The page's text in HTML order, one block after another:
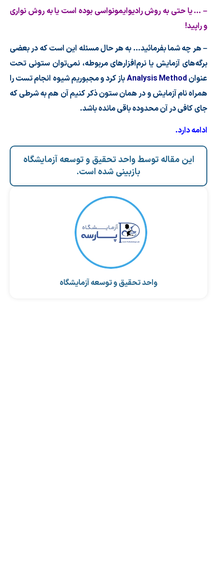
– … یا حتی به روش رادیوایمونواسی بوده است یا به روش نواری
و راپید!
– هر چه شما بفرمائید… به هر حال مسئله این است كه در بعضی
برگههای آزمایش یا نرمافزارهای مربوطه، نمیتوان ستونی تحت
عنوانAnalysis Methodباز كرد و مجبوریم شیوه انجام تست را
همراه نام آزمایش و در همان ستون ذكر كنیم آن هم به شرطی كه
جای كافی در آن محدوده باقی مانده باشد.
ادامه دارد.
این مقاله توسط واحد تحقیق و توسعه آزمایشگاه
بازبینی شده است.
واحد تحقیق و توسعه آزمایشگاه